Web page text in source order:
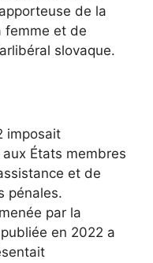
de la
femme et de
libéral slovaque.
imposait
États membres
et de
pénales.
par la
en 2022 a